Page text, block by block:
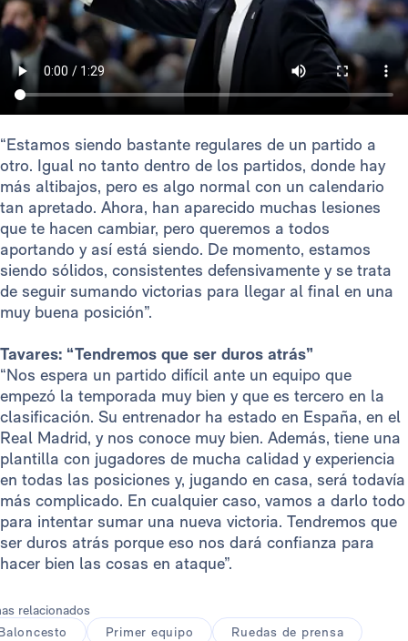
“Estamos siendo bastante regulares de un partido a
otro. Igual no tanto dentro de los partidos, donde hay
más altibajos, pero es algo normal con un calendario
tan apretado. Ahora, han aparecido muchas lesiones
que te hacen cambiar, pero queremos a todos
aportando y así está siendo. De momento, estamos
siendo sólidos, consistentes defensivamente y se trata
de seguir sumando victorias para llegar al final en una
muy buena posición”.
Tavares: “Tendremos que ser duros atrás”
“Nos espera un partido difícil ante un equipo que
empezó la temporada muy bien y que es tercero en la
clasificación. Su entrenador ha estado en España, en el
Real Madrid, y nos conoce muy bien. Además, tiene una
plantilla con jugadores de mucha calidad y experiencia
en todas las posiciones y, jugando en casa, será todavía
más complicado. En cualquier caso, vamos a darlo todo
para intentar sumar una nueva victoria. Tendremos que
ser duros atrás porque eso nos dará confianza para
hacer bien las cosas en ataque”.
relacionados
Primer equipo Ruedas de prensa